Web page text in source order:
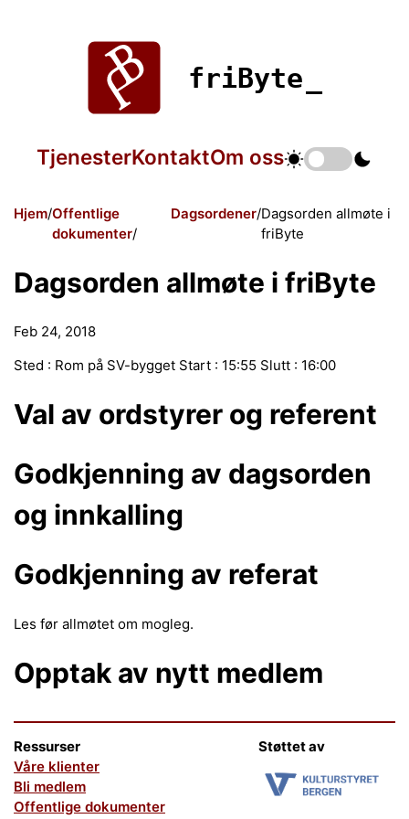
friByte
TjenesterKontaktOm oss
Hjem Offentlige
dokumenter
Dagsordener Dagsorden allmøte i
friByte
Dagsorden allmøte i friByte
Feb 24, 2018
Sted : Rom på SV-bygget Start : 15:55 Slutt : 16:00
Val av ordstyrer og referent
Godkjenning av dagsorden
og innkalling
Godkjenning av referat
Les før allmøtet om mogleg.
Opptak av nytt medlem
Ressurser
Våre klienter
Bli medlem
Offentlige dokumenter
Støttet av